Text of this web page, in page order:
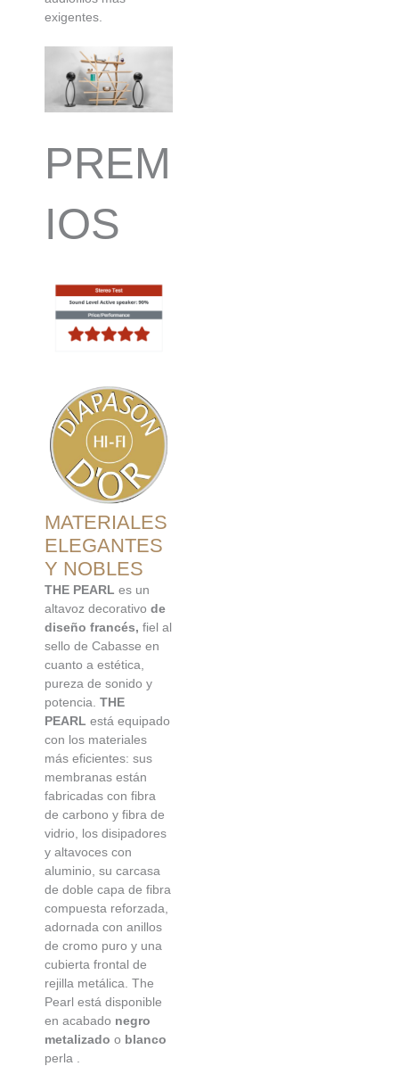
exigentes.
PREM
IOS
MATERIALES
ELEGANTES
Y NOBLES
THE PEARL es un
altavoz decorativo de
diseño francés, fiel al
sello de Cabasse en
cuanto a estética,
pureza de sonido y
potencia. THE
PEARL está equipado
con los materiales
más eficientes: sus
membranas están
fabricadas con fibra
de carbono y fibra de
vidrio, los disipadores
y altavoces con
aluminio, su carcasa
de doble capa de fibra
compuesta reforzada,
adornada con anillos
de cromo puro y una
cubierta frontal de
rejilla metálica. The
Pearl está disponible
en acabado negro
metalizado o blanco
perla .